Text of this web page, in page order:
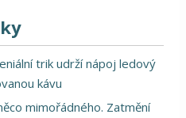
trik udrží nápoj ledový
kávu
mimořádného. Zatmění